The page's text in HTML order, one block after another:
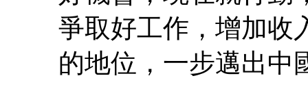
爭取好工作，增加收
的地位，一步邁出中